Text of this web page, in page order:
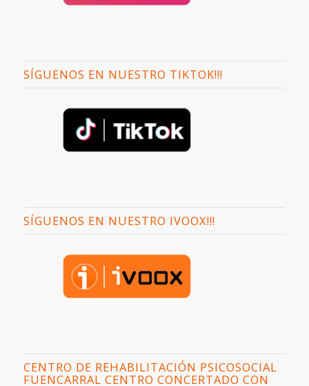
SÍGUENOS EN NUESTRO TIKTOK!!!
SÍGUENOS EN NUESTRO IVOOX!!!
CENTRO DE REHABILITACIÓN PSICOSOCIAL
FUENCARRAL CENTRO CONCERTADO CON